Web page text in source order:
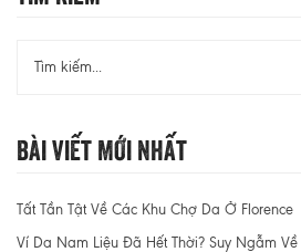
Bài Viết Mới Nhất
Tất Tần Tật Về Các Khu Chợ Da Ở Florence
Ví Da Nam Liệu Đã Hết Thời? Suy Ngẫm Về